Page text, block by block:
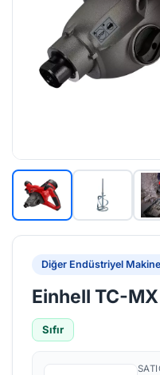
Diğer Endüstriyel
Einhell TC-
Sıfır